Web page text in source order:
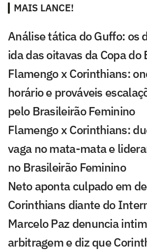
MAIS LANCE!
Análise tática do Guffo: os
ida das oitavas da Copa do
Flamengo x Corinthians:
horário e prováveis
pelo Brasileirão Feminino
Flamengo x Corinthians:
vaga no mata-mata e
no Brasileirão Feminino
Neto aponta culpado em
Corinthians diante do
Marcelo Paz denuncia
arbitragem e diz que